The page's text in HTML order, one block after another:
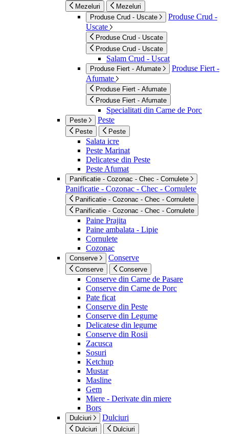
Mezeluri
Mezeluri
Produse Crud - Uscate
Produse Crud -
Uscate
Produse Crud - Uscate
Produse Crud - Uscate
Salam Crud - Uscat
Produse Fiert - Afumate
Produse Fiert -
Afumate
Produse Fiert - Afumate
Produse Fiert - Afumate
Specialitati din Carne de Porc
Peste Peste
Peste Peste
Salata icre
Peste Marinat
Delicatese din Peste
Peste Afumat
Panificatie - Cozonac - Chec - Cornulete
Panificatie - Cozonac - Chec - Cornulete
Panificatie - Cozonac - Chec - Cornulete
Panificatie - Cozonac - Chec - Cornulete
Paine Prajita
Paine ambalata - Lipie
Cornulete
Cozonac
Conserve Conserve
Conserve Conserve
Conserve din Carne de Pasare
Conserve din Carne de Porc
Pate ficat
Conserve din Peste
Conserve din Legume
Delicatese din legume
Conserve din Rosii
Zacusca
Sosuri
Ketchup
Mustar
Masline
Gem
Miere - Derivate din miere
Bors
Dulciuri Dulciuri
Dulciuri Dulciuri